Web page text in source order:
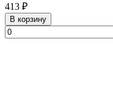
413 ₽
В корзину